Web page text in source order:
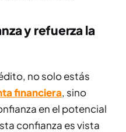
y refuerza la
no solo estás
financiera, sino
en el potencial
confianza es vista